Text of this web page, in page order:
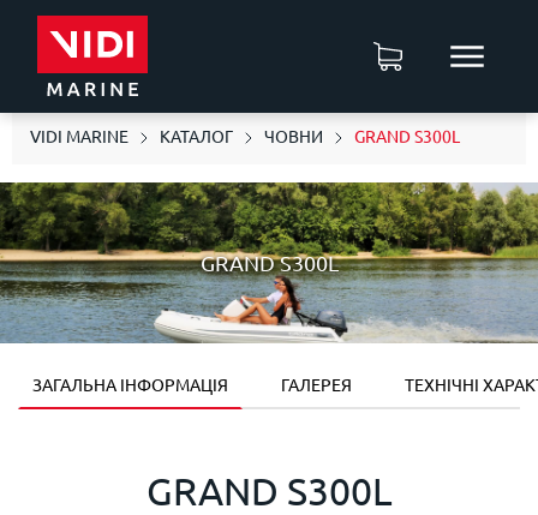
VIDI MARINE КАТАЛОГ ЧОВНИ GRAND S300L
GRAND S300L
ЗАГАЛЬНА ІНФОРМАЦІЯ ГАЛЕРЕЯ ТЕХНІЧНІ
GRAND S300L